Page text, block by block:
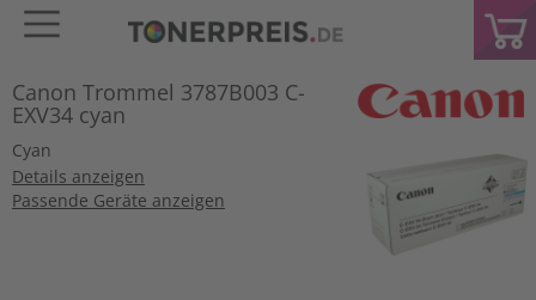
Canon Trommel 3787B003 C-
EXV34 cyan
Cyan
Details anzeigen
Passende Geräte anzeigen